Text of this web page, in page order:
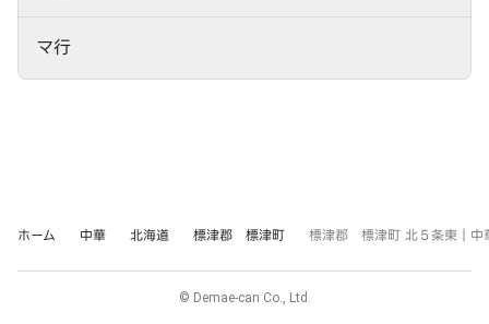
マ行
ホーム 中華 北海道 標津郡 標津町 標津郡 標津町 北５条東｜中
© Demae-can Co., Ltd.